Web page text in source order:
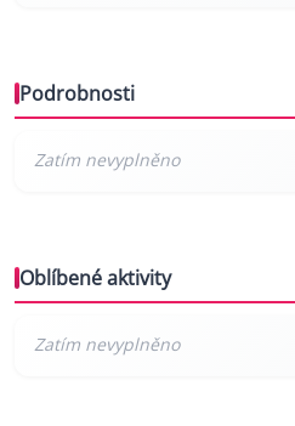
Podrobnosti
Oblíbené aktivity